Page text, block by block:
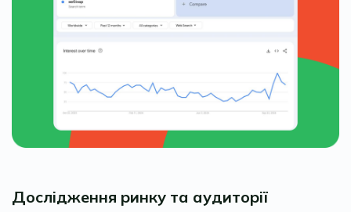
Дослідження ринку та аудиторії